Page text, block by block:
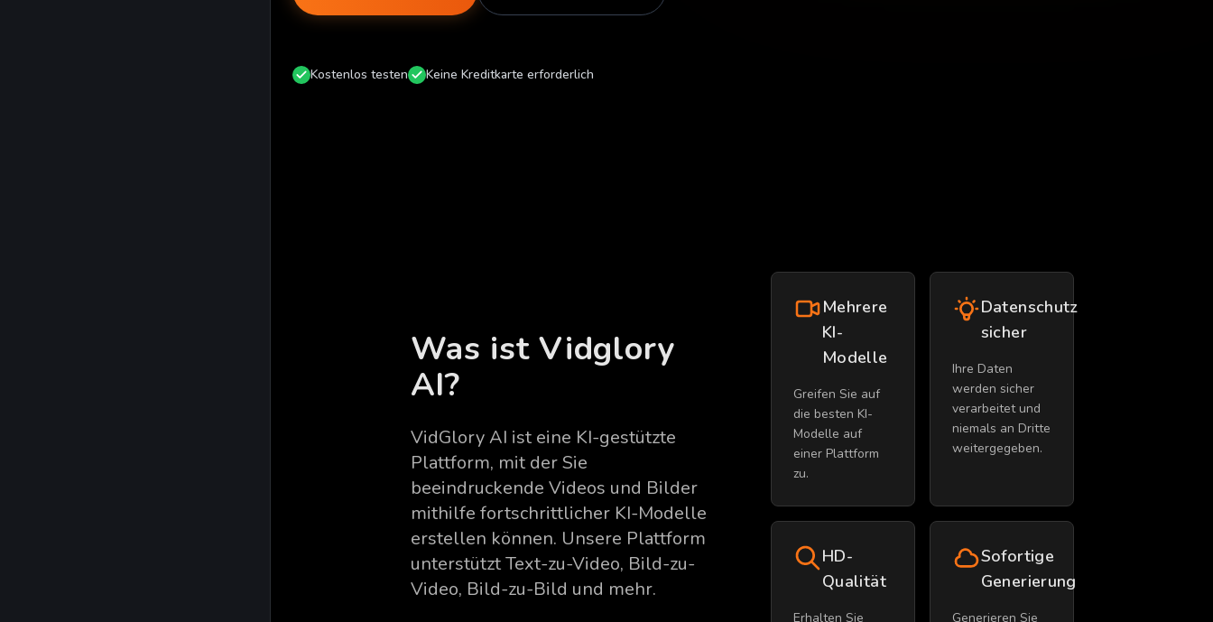
Kostenlos testen Keine Kreditkarte erforderlich
Was ist Vidglory
AI?
VidGlory AI ist eine KI-gestützte
Plattform, mit der Sie
beeindruckende Videos und Bilder
mithilfe fortschrittlicher KI-Modelle
erstellen können. Unsere Plattform
unterstützt Text-zu-Video, Bild-zu-
Video, Bild-zu-Bild und mehr.
Mehrere
KI-
Modelle
Greifen Sie auf
die besten KI-
Modelle auf
einer Plattform
zu.
Datenschutz
sicher
Ihre Daten
werden sicher
verarbeitet und
niemals an Dritte
weitergegeben.
HD-
Qualität
Erhalten Sie
Sofortige
Generierung
Generieren Sie